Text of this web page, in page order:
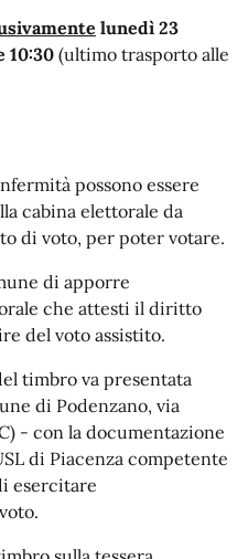
lunedì 23
10:30 (ultimo trasporto alle
possono essere
cabina elettorale da
di voto, per poter votare.
di apporre
che attesti il diritto
del voto assistito.
timbro va presentata
di Podenzano, via
- con la documentazione
di Piacenza competente
esercitare